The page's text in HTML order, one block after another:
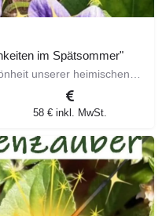
im Spätsommer"
Gemeinsam erkunden wir die Schönheit unserer heimischen Natur und stellen dir ausführlich 6 faszinierende…
58 € inkl. MwSt.